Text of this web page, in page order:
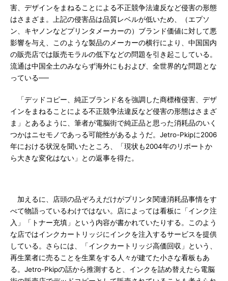
害、デザインをまねることによる不正競争法違反など侵害の形態
はさまざま。上記の侵害品は品質レベルが低いため、（エプソ
ン、キヤノンなどプリンタメーカーの）ブランド価値に対して悪
影響を与え、このような製品のメーカーの横行により、中国国内
の販売店では販売モラルの低下などの問題を引き起こしている。
流通は中国全土のみならず海外にもおよび、全世界的な問題とな
っている──
「デッドコピー、純正ブランド名を強調した商標権侵害、デザ
インをまねることによる不正競争法違反など侵害の形態はさまざ
ま」とあるように、筆者が電脳街で純正品と思った消耗品のいく
つかはニセモノであっる可能性があるようだ。Jetro-Pkipに2006
年における状況を聞いたところ、「現状も2004年のリポートか
ら大きな変化はない」との返事を得た。
加えるに、店頭の品ぞろえだけがプリンタ関連消耗品事情をす
べて物語っているわけではない。店によっては看板に「インク注
入」「トナー充填」という内容が書かれていたりする。このよう
な店ではインクカートリッジにインクを注入するサービスを提供
している。さらには、「インクカートリッジ高価回収」という、
再生業者に売ることを生業をする人々が建てた小さな看板もあ
る。Jetro-Pkipの話から推測すると、インクを詰め替えたら電脳